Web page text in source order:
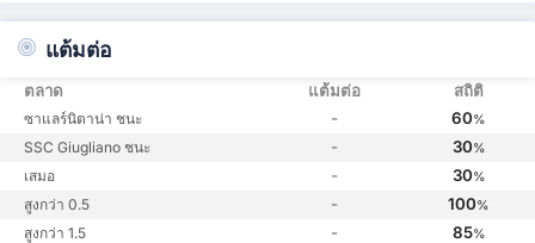
แต้มต่อ
ตลาด แต้มต่อ สถิติ
ซาแลร์นิตาน่า ชนะ - 60%
SSC Giugliano ชนะ - 30%
เสมอ - 30%
สูงกว่า 0.5 - 100%
สูงกว่า 1.5 - 85%